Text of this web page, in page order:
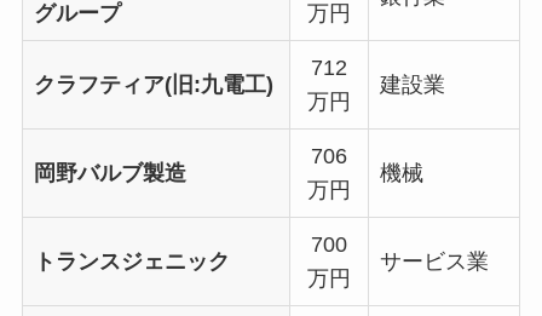
グループ
万円
クラフティア(旧:九電工)
712
万円
建設業
岡野バルブ製造
706
万円
機械
トランスジェニック
700
万円
サービス業